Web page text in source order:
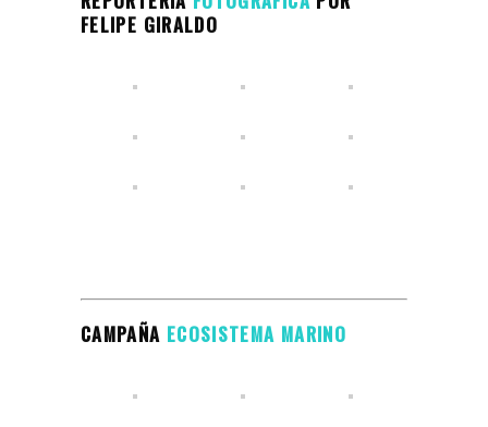
FELIPE GIRALDO
CAMPAÑA ECOSISTEMA MARINO